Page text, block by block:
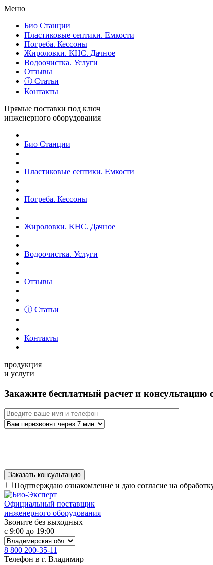
Меню
Био Станции
Пластиковые септики. Емкости
Погреба. Кессоны
Жироловки. КНС. Дачное
Водоочистка. Услуги
Отзывы
ⓘ Статьи
Контакты
Прямые поставки под ключ
инженерного оборудования
Био Станции
Пластиковые септики. Емкости
Погреба. Кессоны
Жироловки. КНС. Дачное
Водоочистка. Услуги
Отзывы
ⓘ Статьи
Контакты
продукция
и услуги
Закажите бесплатный расчет и консультацию
Подтверждаю ознакомление и даю согласие на
Официальный поставщик
инженерного оборудования
Звоните без выходных
с 9:00 до 19:00
8 800 200-35-11
Телефон в г. Владимир